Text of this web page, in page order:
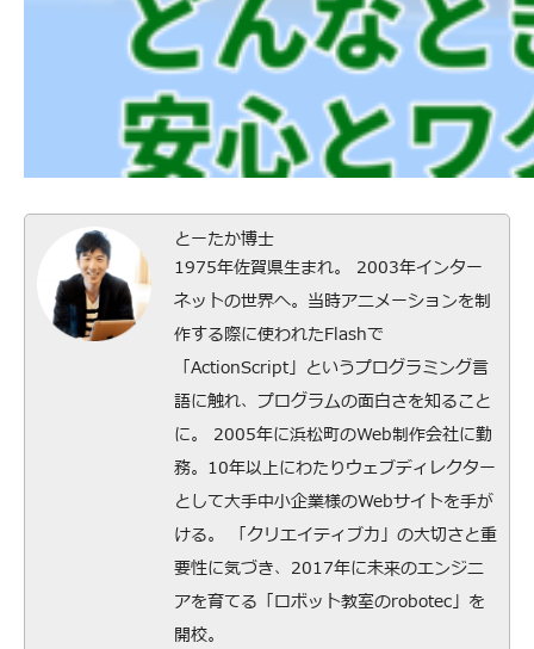
とーたか博士
1975年佐賀県生まれ。 2003年インター
ネットの世界へ。当時アニメーションを制
作する際に使われたFlashで
「ActionScript」というプログラミング言
語に触れ、プログラムの面白さを知ること
に。 2005年に浜松町のWeb制作会社に勤
務。10年以上にわたりウェブディレクター
として大手中小企業様のWebサイトを手が
ける。 「クリエイティブ力」の大切さと重
要性に気づき、2017年に未来のエンジニ
アを育てる「ロボット教室のrobotec」を
開校。